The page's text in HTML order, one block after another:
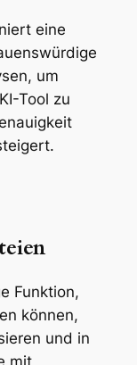
eine
um
Tool zu
Funktion,
können,
und in